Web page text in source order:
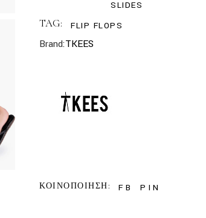
SLIDES
TAG: FLIP FLOPS
Brand:TKEES
ΚΟΙΝΟΠΟΙΗΣΗ: FB PIN